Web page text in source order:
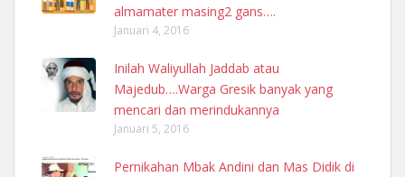
almamater masing2 gans….
Januari 4, 2016
Inilah Waliyullah Jaddab atau
Majedub….Warga Gresik banyak yang
mencari dan merindukannya
Januari 5, 2016
Pernikahan Mbak Andini dan Mas Didik di